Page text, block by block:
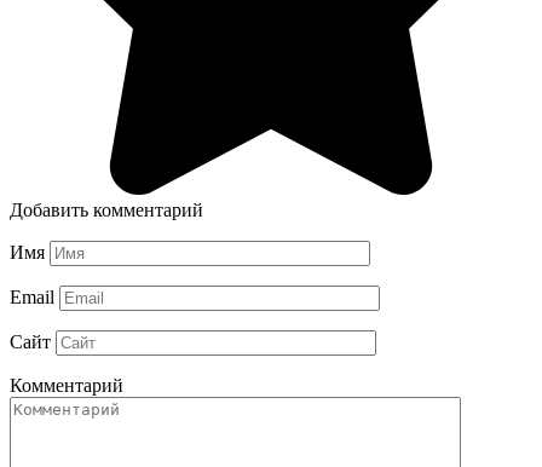
Добавить комментарий
Имя
Email
Сайт
Комментарий